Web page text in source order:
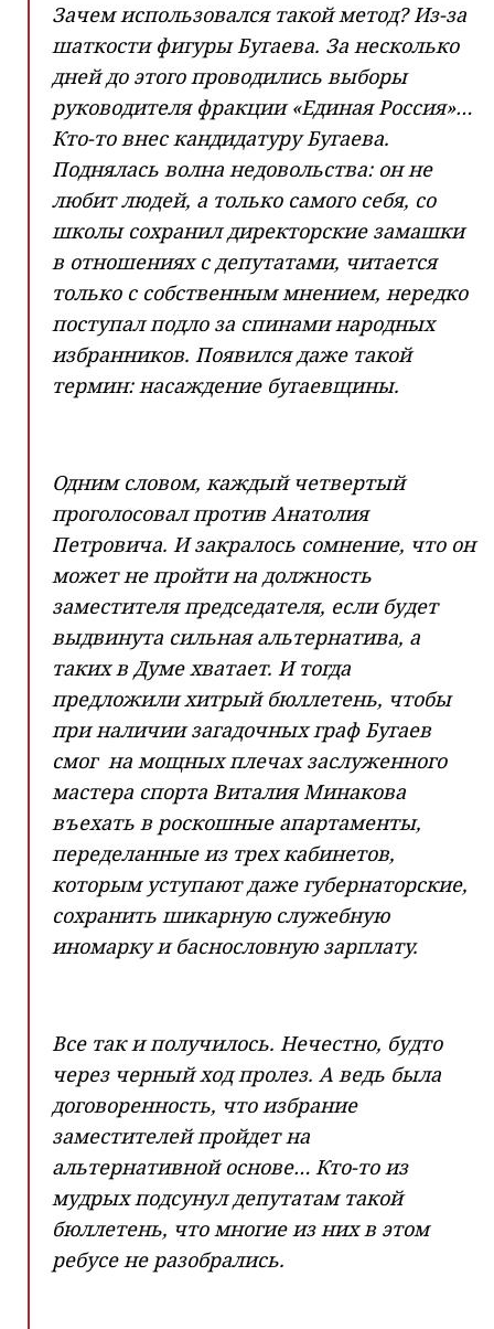
Зачем использовался такой метод? Из-за
шаткости фигуры Бугаева. За несколько
дней до этого проводились выборы
руководителя фракции «Единая Россия»…
Кто-то внес кандидатуру Бугаева.
Поднялась волна недовольства: он не
любит людей, а только самого себя, со
школы сохранил директорские замашки
в отношениях с депутатами, читается
только с собственным мнением, нередко
поступал подло за спинами народных
избранников. Появился даже такой
термин: насаждение бугаевщины.
Одним словом, каждый четвертый
проголосовал против Анатолия
Петровича. И закралось сомнение, что он
может не пройти на должность
заместителя председателя, если будет
выдвинута сильная альтернатива, а
таких в Думе хватает. И тогда
предложили хитрый бюллетень, чтобы
при наличии загадочных граф Бугаев
смог на мощных плечах заслуженного
мастера спорта Виталия Минакова
въехать в роскошные апартаменты,
переделанные из трех кабинетов,
которым уступают даже губернаторские,
сохранить шикарную служебную
иномарку и баснословную зарплату.
Все так и получилось. Нечестно, будто
через черный ход пролез. А ведь была
договоренность, что избрание
заместителей пройдет на
альтернативной основе… Кто-то из
мудрых подсунул депутатам такой
бюллетень, что многие из них в этом
ребусе не разобрались.